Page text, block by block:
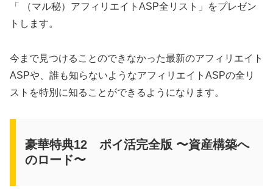
「 （マル秘）アフィリエイトASP全リスト」をプレゼン
トします。
今まで見つけることのできなかった最新のアフィリエイト
ASPや、誰も知らないようなアフィリエイトASPの全リ
ストを特別に知ることができるようになります。
豪華特典12 ポイ活完全版 〜資産構築へ
のロード〜